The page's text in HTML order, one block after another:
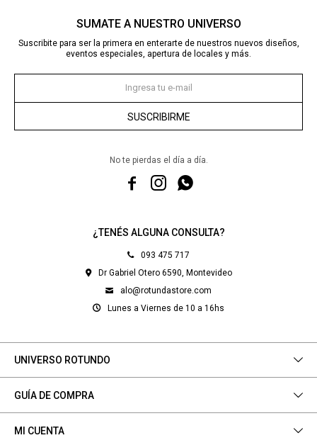
¿TENÉS ALGUNA CONSULTA?
093 475 717
Dr Gabriel Otero 6590, Montevideo
alo@rotundastore.com
Lunes a Viernes de 10 a 16hs
UNIVERSO ROTUNDO
GUÍA DE COMPRA
MI CUENTA
SUMATE A NUESTRO UNIVERSO
Suscribite para ser la primera en enterarte de nuestros nuevos diseños,
eventos especiales, apertura de locales y más.
SUSCRIBIRME
No te pierdas el día a día.
  